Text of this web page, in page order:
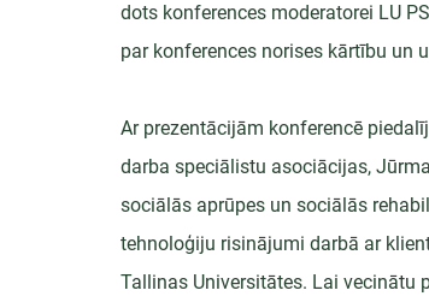
dots konferences moderatorei LU
par konferences norises kārtību un
Ar prezentācijām konferencē
darba speciālistu asociācijas,
sociālās aprūpes un sociālās
tehnoloģiju risinājumi darbā ar
Tallinas Universitātes. Lai